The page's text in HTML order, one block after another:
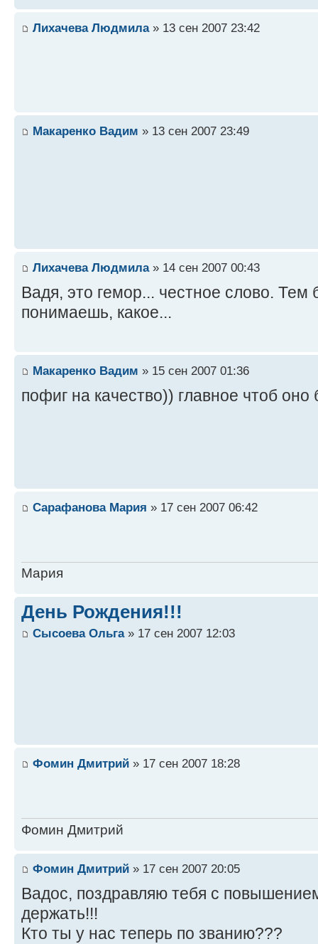
Лихачева Людмила» 13 сен 2007 23:42
Макаренко Вадим » 13 сен 2007 23:49
Лихачева Людмила» 14 сен 2007 00:43
Вадя, это гемор... честное слово. Тем
понимаешь, какое...
Макаренко Вадим » 15 сен 2007 01:36
пофиг на качество)) главное чтоб
Сарафанова Мария » 17 сен 2007 06:42
Мария
День Рождения!!!
Сысоева Ольга» 17 сен 2007 12:03
Фомин Дмитрий » 17 сен 2007 18:28
Фомин Дмитрий
Фомин Дмитрий » 17 сен 2007 20:05
Вадос, поздравляю тебя с
держать!!!
Кто ты у нас теперь по званию???